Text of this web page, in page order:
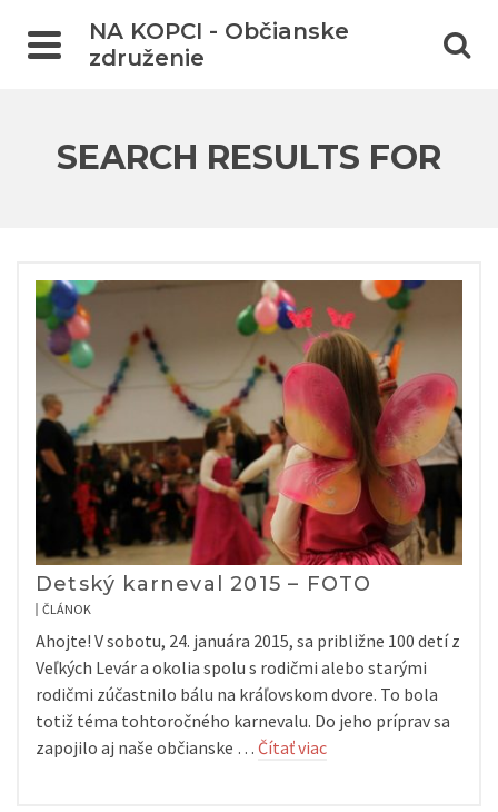
NA KOPCI - Občianske
združenie
SEARCH RESULTS FOR
Detský karneval 2015 – FOTO
ČLÁNOK
Ahojte! V sobotu, 24. januára 2015, sa približne 100 detí z
Veľkých Levár a okolia spolu s rodičmi alebo starými
rodičmi zúčastnilo bálu na kráľovskom dvore. To bola
totiž téma tohtoročného karnevalu. Do jeho príprav sa
zapojilo aj naše občianske … Čítať viac